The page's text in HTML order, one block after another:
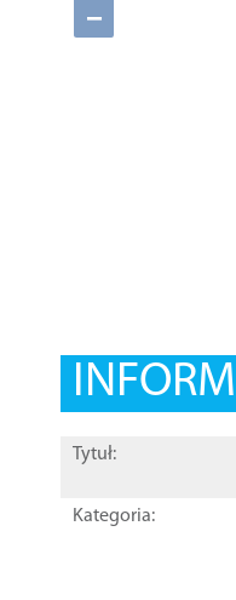
−
Tytuł:
Kategoria: